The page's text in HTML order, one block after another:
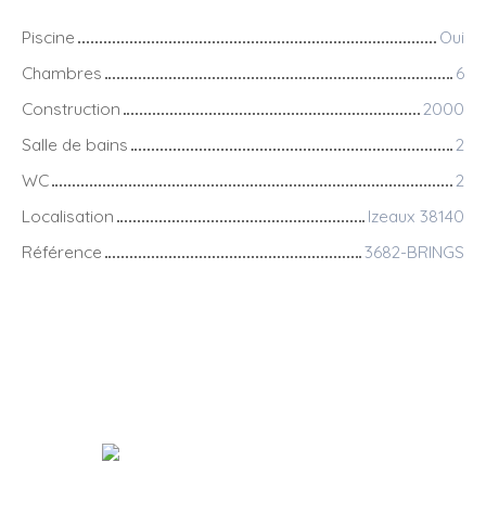
Piscine
Oui
Chambres
6
Construction
2000
Salle de bains
2
WC
2
Localisation
Izeaux 38140
Référence
3682-BRINGS